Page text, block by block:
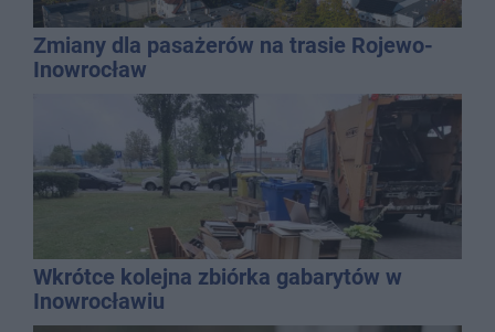
Zmiany dla pasażerów na trasie Rojewo-
Inowrocław
Wkrótce kolejna zbiórka gabarytów w
Inowrocławiu